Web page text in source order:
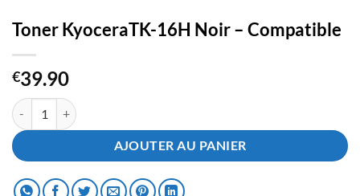
Toner KyoceraTK-16H Noir – Compatible
€39.90
quantité de Toner KyoceraTK-16H Noir - Compatible
AJOUTER AU PANIER